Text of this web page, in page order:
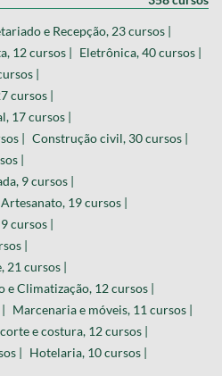
e Recepção, 23 cursos |
12 cursos |
Eletrônica, 40 cursos |
|
cursos |
17 cursos |
|
Construção civil, 30 cursos |
|
9 cursos |
Artesanato, 19 cursos |
cursos |
|
cursos |
Climatização, 12 cursos |
Marcenaria e móveis, 11 cursos |
e costura, 12 cursos |
|
Hotelaria, 10 cursos |